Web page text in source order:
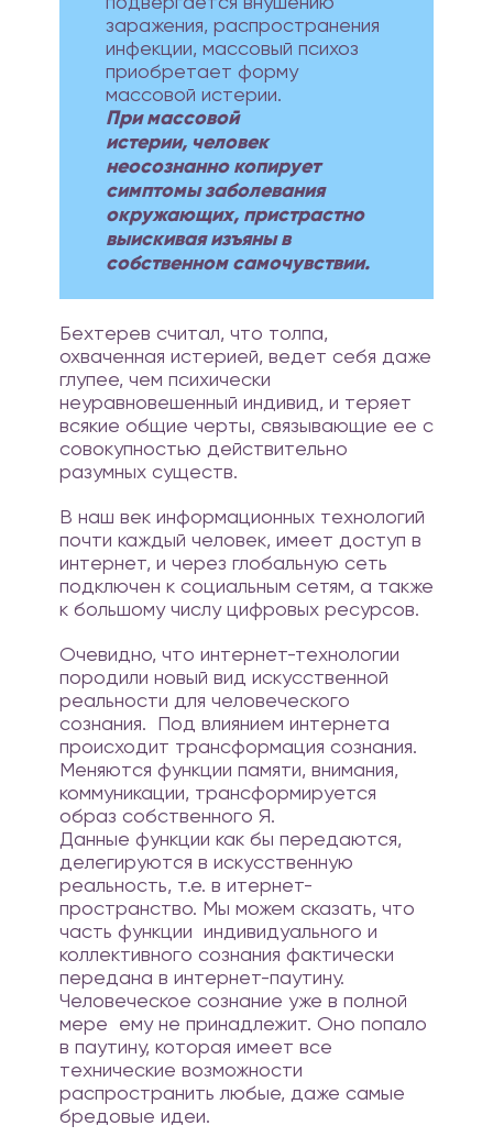
заражения, распространения
инфекции, массовый психоз
приобретает форму
массовой истерии.
При массовой
истерии, человек
неосознанно копирует
симптомы заболевания
окружающих, пристрастно
выискивая изъяны в
собственном самочувствии.
Бехтерев считал, что толпа,
охваченная истерией, ведет себя даже
глупее, чем психически
неуравновешенный индивид, и теряет
всякие общие черты, связывающие ее с
совокупностью действительно
разумных существ.
В наш век информационных технологий
почти каждый человек, имеет доступ в
интернет, и через глобальную сеть
подключен к социальным сетям, а также
к большому числу цифровых ресурсов.
Очевидно, что интернет-технологии
породили новый вид искусственной
реальности для человеческого
сознания. Под влиянием интернета
происходит трансформация сознания.
Меняются функции памяти, внимания,
коммуникации, трансформируется
образ собственного Я.
Данные функции как бы передаются,
делегируются в искусственную
реальность, т.е. в итернет-
пространство. Мы можем сказать, что
часть функции индивидуального и
коллективного сознания фактически
передана в интернет-паутину.
Человеческое сознание уже в полной
мере ему не принадлежит. Оно попало
в паутину, которая имеет все
технические возможности
распространить любые, даже самые
бредовые идеи.